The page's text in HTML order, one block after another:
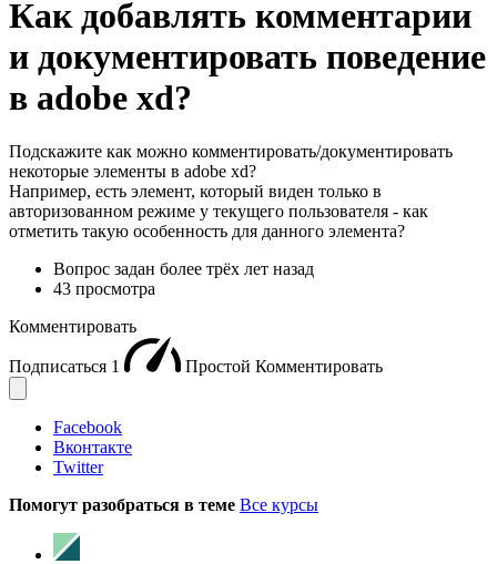
Как добавлять комментарии
и документировать поведение
в adobe xd?
Подскажите как можно комментировать/документировать
некоторые элементы в adobe xd?
Например, есть элемент, который виден только в
авторизованном режиме у текущего пользователя - как
отметить такую особенность для данного элемента?
Вопрос задан более трёх лет назад
43 просмотра
Комментировать
Подписаться 1 Простой Комментировать
Facebook
Вконтакте
Twitter
Помогут разобраться в теме Все курсы